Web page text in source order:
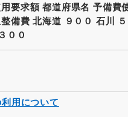
要求額 都道府県名 予備費
備費 北海道 ９００ 石川
００
用について